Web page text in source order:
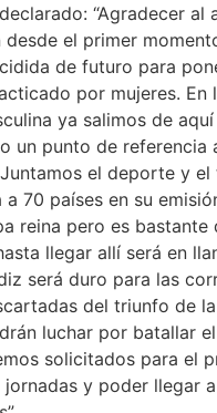
“Agradecer al
el primer
de futuro para
por mujeres. En
ya salimos de
un punto de
el deporte y el
a 70 países en su
reina pero es bastante
llegar allí será en
será duro para las
del triunfo de
luchar por batallar
solicitados para el
y poder llegar